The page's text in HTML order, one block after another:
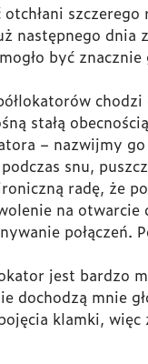
otchłani
następnego dnia
być
stałą
– nazwijmy
snu,
radę, że
na
połączeń.
jest bardzo
dochodzą mnie
klamki,